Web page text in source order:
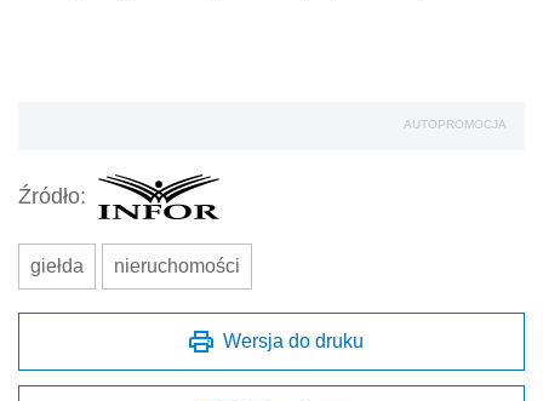
AUTOPROMOCJA
Źródło:
giełda nieruchomości
Wersja do druku